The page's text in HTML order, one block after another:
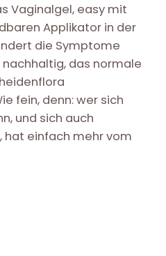
Vaginalgel, easy mit
Applikator in der
die Symptome
das normale
fein, denn: wer sich
und sich auch
hat einfach mehr vom